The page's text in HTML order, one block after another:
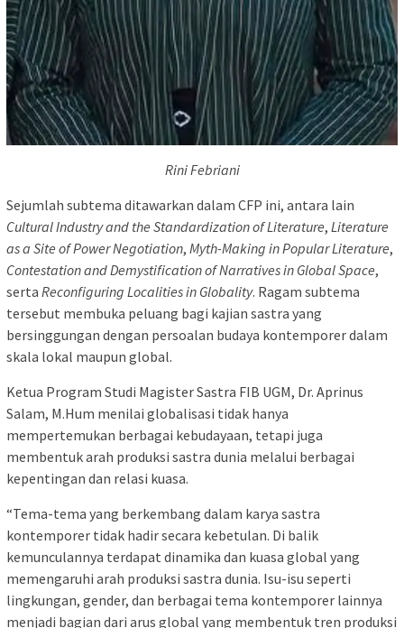
Rini Febriani
Sejumlah subtema ditawarkan dalam CFP ini, antara lain
Cultural Industry and the Standardization of Literature, Literature
as a Site of Power Negotiation, Myth-Making in Popular Literature,
Contestation and Demystification of Narratives in Global Space,
serta Reconfiguring Localities in Globality. Ragam subtema
tersebut membuka peluang bagi kajian sastra yang
bersinggungan dengan persoalan budaya kontemporer dalam
skala lokal maupun global.
Ketua Program Studi Magister Sastra FIB UGM, Dr. Aprinus
Salam, M.Hum menilai globalisasi tidak hanya
mempertemukan berbagai kebudayaan, tetapi juga
membentuk arah produksi sastra dunia melalui berbagai
kepentingan dan relasi kuasa.
“Tema-tema yang berkembang dalam karya sastra
kontemporer tidak hadir secara kebetulan. Di balik
kemunculannya terdapat dinamika dan kuasa global yang
memengaruhi arah produksi sastra dunia. Isu-isu seperti
lingkungan, gender, dan berbagai tema kontemporer lainnya
menjadi bagian dari arus global yang membentuk tren produksi